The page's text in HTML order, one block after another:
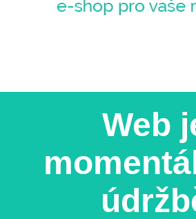
Web